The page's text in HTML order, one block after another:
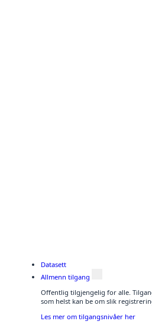
Datasett
Allmenn tilgang
Offentlig tilgjengelig for alle.
som helst kan be om slik
Les mer om tilgangsnivåer her